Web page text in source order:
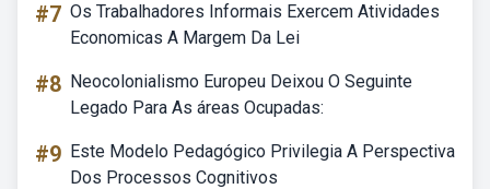
#7 Os Trabalhadores Informais Exercem Atividades
Economicas A Margem Da Lei
#8 Neocolonialismo Europeu Deixou O Seguinte
Legado Para As áreas Ocupadas:
#9 Este Modelo Pedagógico Privilegia A Perspectiva
Dos Processos Cognitivos